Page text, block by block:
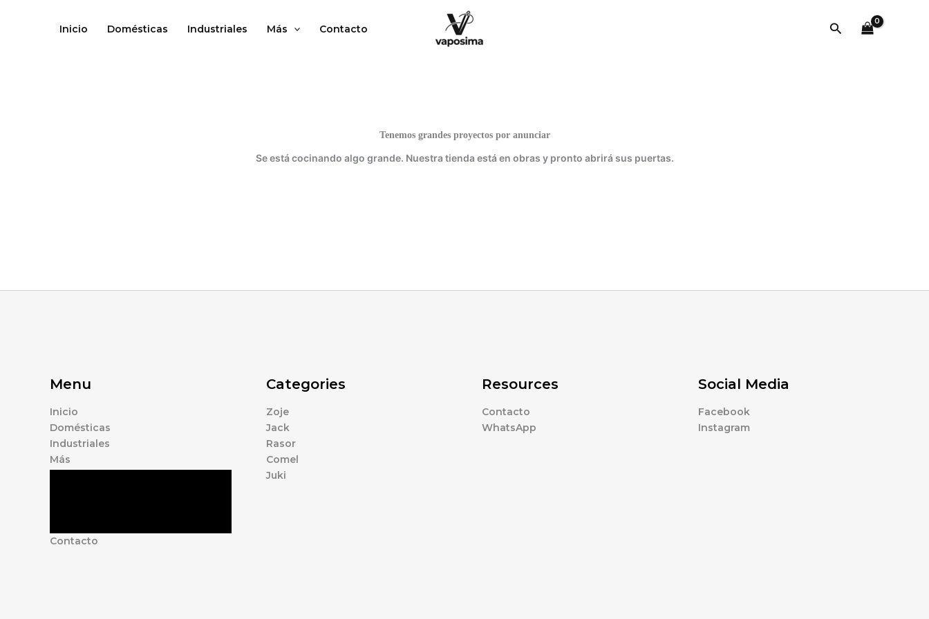
Inicio Domésticas Industriales Más Contacto Buscar
Tenemos grandes proyectos por anunciar
Se está cocinando algo grande. Nuestra tienda está en obras y pronto abrirá sus puertas.
Menu
Inicio
Domésticas
Industriales
Más
Contacto
Categories
Zoje
Jack
Rasor
Comel
Juki
Resources
Contacto
WhatsApp
Social Media
Facebook
Instagram